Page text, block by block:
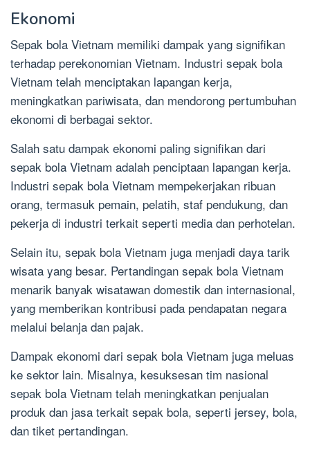
Ekonomi
Sepak bola Vietnam memiliki dampak yang signifikan
terhadap perekonomian Vietnam. Industri sepak bola
Vietnam telah menciptakan lapangan kerja,
meningkatkan pariwisata, dan mendorong pertumbuhan
ekonomi di berbagai sektor.
Salah satu dampak ekonomi paling signifikan dari
sepak bola Vietnam adalah penciptaan lapangan kerja.
Industri sepak bola Vietnam mempekerjakan ribuan
orang, termasuk pemain, pelatih, staf pendukung, dan
pekerja di industri terkait seperti media dan perhotelan.
Selain itu, sepak bola Vietnam juga menjadi daya tarik
wisata yang besar. Pertandingan sepak bola Vietnam
menarik banyak wisatawan domestik dan internasional,
yang memberikan kontribusi pada pendapatan negara
melalui belanja dan pajak.
Dampak ekonomi dari sepak bola Vietnam juga meluas
ke sektor lain. Misalnya, kesuksesan tim nasional
sepak bola Vietnam telah meningkatkan penjualan
produk dan jasa terkait sepak bola, seperti jersey, bola,
dan tiket pertandingan.